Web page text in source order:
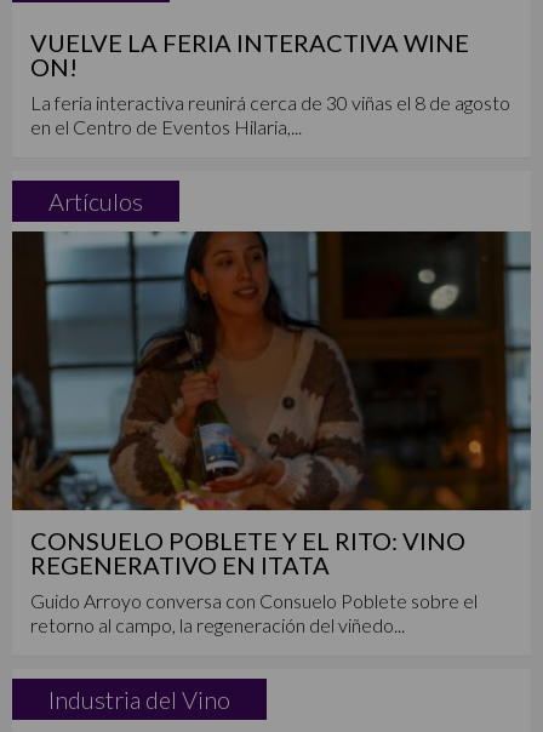
VUELVE LA FERIA INTERACTIVA WINE
ON!
La feria interactiva reunirá cerca de 30 viñas el 8 de agosto
en el Centro de Eventos Hilaria,...
Artículos
CONSUELO POBLETE Y EL RITO: VINO
REGENERATIVO EN ITATA
Guido Arroyo conversa con Consuelo Poblete sobre el
retorno al campo, la regeneración del viñedo...
Industria del Vino